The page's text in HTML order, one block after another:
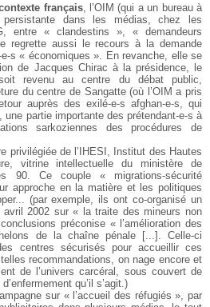
français, l’OIM (qui a un bureau à
dans les médias, chez les
entre « clandestins », « demandeurs
regrette aussi le recours à la demande
s « économiques ». En revanche, elle se
de Jacques Chirac à la présidence, le
revenu au centre du débat public,
du centre de Sangatte (où l’OIM a pris
auprès des exilé-e-s afghan-e-s, qui
partie importante des prétendant-e-s à
sarkoziennes des procédures de
privilégiée de l’IHESI, Institut des Hautes
vitrine intellectuelle du ministère de
90. Ce couple « migrations-sécurité
approche en la matière et les politiques
(par exemple, ils ont co-organisé un
2002 sur « la traite des mineurs non
préconise « l’amélioration des
de la chaîne pénale [...]. Celle-ci
centres sécurisés pour accueillir ces
recommandations, on nage encore et
de l’univers carcéral, sous couvert de
qu’il s’agit.)
sur « l’accueil des réfugiés », par